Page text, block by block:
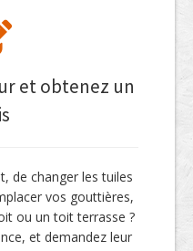
et obtenez un
de changer les tuiles
vos gouttières,
ou un toit terrasse ?
et demandez leur